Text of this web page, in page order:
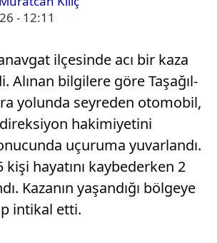
- 12:11
ilçesinde acı bir kaza
Alınan bilgilere göre Taşağıl-
yolunda seyreden otomobil,
hakimiyetini
uçuruma yuvarlandı.
kişi hayatını kaybederken 2
Kazanın yaşandığı bölgeye
intikal etti.